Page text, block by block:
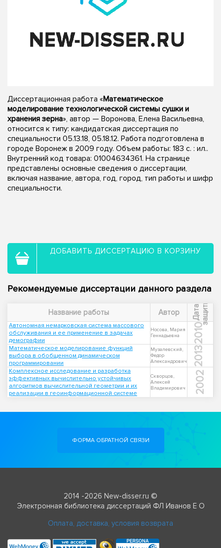
Диссертационная работа «Математическое
моделирование технологической системы сушки и
хранения зерна», автор — Воронова, Елена Васильевна,
относится к типу: кандидатская диссертация по
специальности 05.13.18, 05.18.12. Работа подготовлена в
городе Воронеж в 2009 году. Объем работы: 183 с. : ил..
Внутренний код товара: 01004634361. На странице
представлены основные сведения о диссертации,
включая название, автора, год, город, тип работы и шифр
специальности.
ДОБАВИТЬ ДИССЕРТАЦИЮ В КОРЗИНУ
Рекомендуемые диссертации данного раздела
Название работы Автор Д
а
т
а
з
а
щ
и
т ы
Автономная немарковская система массового
обслуживания и ее применение в задачах
демографии
Носова, Мария
Геннадьевна
2010
Математическое моделирование функций
выбора в обобщенном динамическом
программировании
Музалевский,
Федор
Александрович
2013
Комплексное исследование и разработка
эффективных вычислительно устойчивых
алгоритмов вычислительной геометрии и их
реализации в геоинформационной системе
Скворцов,
Алексей
Владимирович
2002
ФОРМА ОБРАТНОЙ СВЯЗИ
2014 -2026 New-disser.ru ©
Электронная библиотека диссертаций ФЛ Иванов Е О
Оплата, доставка, условия возврата